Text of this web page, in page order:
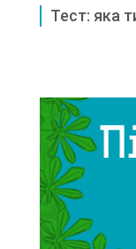
Тест: яка